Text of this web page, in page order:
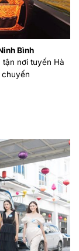
Bình
nơi tuyến Hà
chuyến